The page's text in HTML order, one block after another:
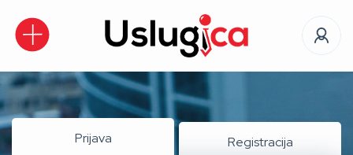
Prijava Registracija